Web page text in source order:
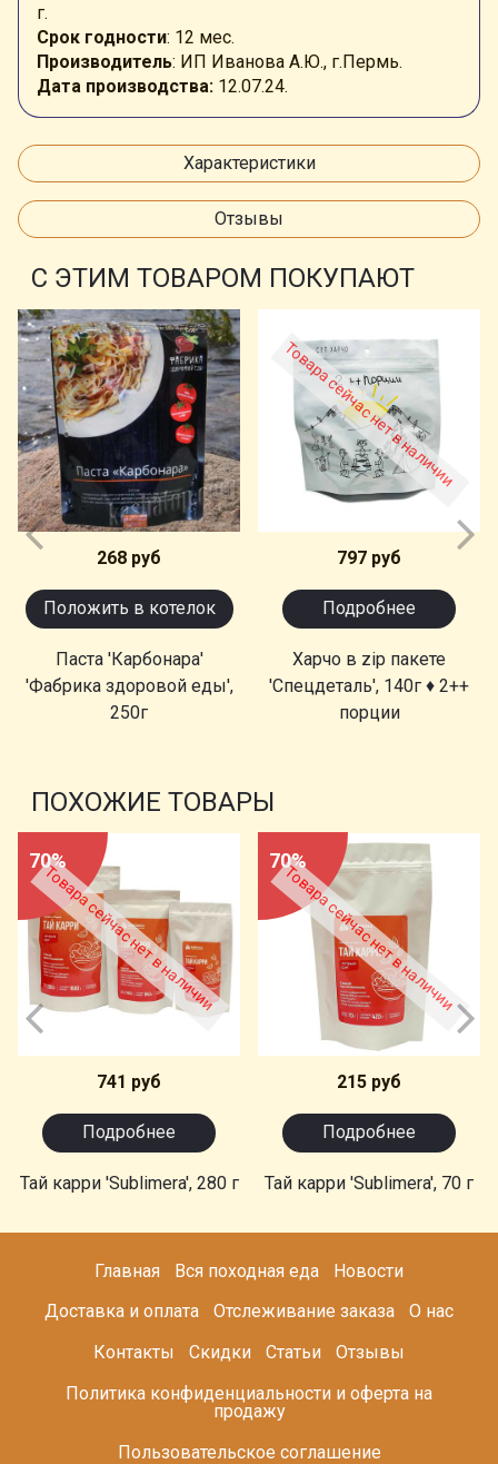
г.
Срок годности: 12 мес.
Производитель: ИП Иванова А.Ю., г.Пермь.
Дата производства: 12.07.24.
Характеристики
Отзывы
С ЭТИМ ТОВАРОМ ПОКУПАЮТ
268 руб
Положить в котелок
Паста 'Карбонара'
'Фабрика здоровой еды',
250г
Товара сейчас нет в наличии
797 руб
Подробнее
Харчо в zip пакете
'Спецдеталь', 140г ♦ 2++
порции
ПОХОЖИЕ ТОВАРЫ
70%
Товара сейчас нет в наличии
741 руб
Подробнее
Тай карри 'Sublimera', 280 г
70%
Товара сейчас нет в наличии
215 руб
Подробнее
Тай карри 'Sublimera', 70 г
Главная Вся походная еда
Новости
Доставка и оплата
Отслеживание заказа
О нас
Контакты
Скидки Статьи
Отзывы
Политика конфиденциальности и оферта на
продажу
Пользовательское соглашение